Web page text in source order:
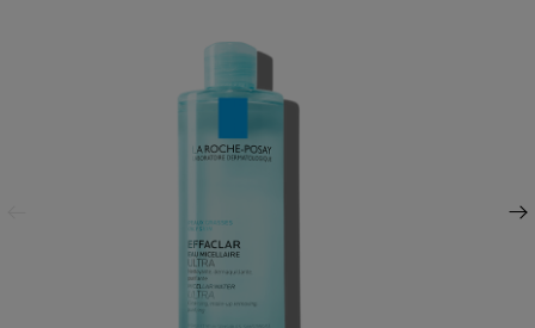
Επόμενος πίνακας